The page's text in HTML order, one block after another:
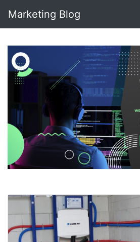
Marketing Blog